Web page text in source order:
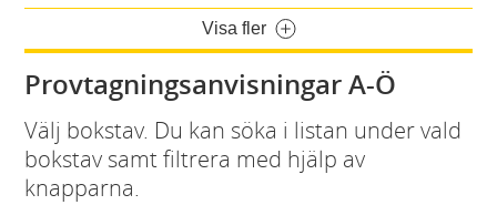
Visa fler
Provtagningsanvisningar A-Ö
Välj bokstav. Du kan söka i listan under vald
bokstav samt filtrera med hjälp av
knapparna.